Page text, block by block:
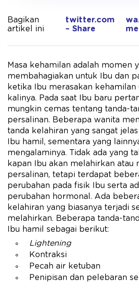
Bagikan
artikel ini
twitter.com
– Share
me
Masa kehamilan adalah momen
membahagiakan untuk Ibu dan
ketika Ibu merasakan
kalinya. Pada saat Ibu baru
mungkin cemas tentang tanda-
persalinan. Beberapa wanita
tanda kelahiran yang sangat
Ibu hamil, sementara yang
mengalaminya. Tidak ada yang
kapan Ibu akan melahirkan atau
persalinan, tetapi terdapat
perubahan pada fisik Ibu serta
perubahan hormonal. Ada
kelahiran yang biasanya terjadi
melahirkan. Beberapa tanda-
Ibu hamil sebagai berikut:
Lightening
Kontraksi
Pecah air ketuban
Penipisan dan pelebaran